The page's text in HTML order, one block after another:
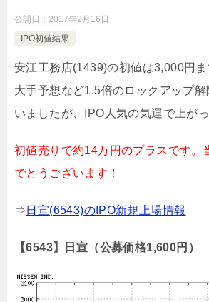
公開日： 2017年2月16日
IPO初値結果
安江工務店(1439)の初値は3,000円ま
大手予想など1.5倍のロックアップ
いましたが、IPO人気の気運で上が
初値売りで約14万円のプラスです。
でとうございます！
⇒ 日宣(6543)のIPO新規上場情報
【6543】日宣（公募価格1,600円）